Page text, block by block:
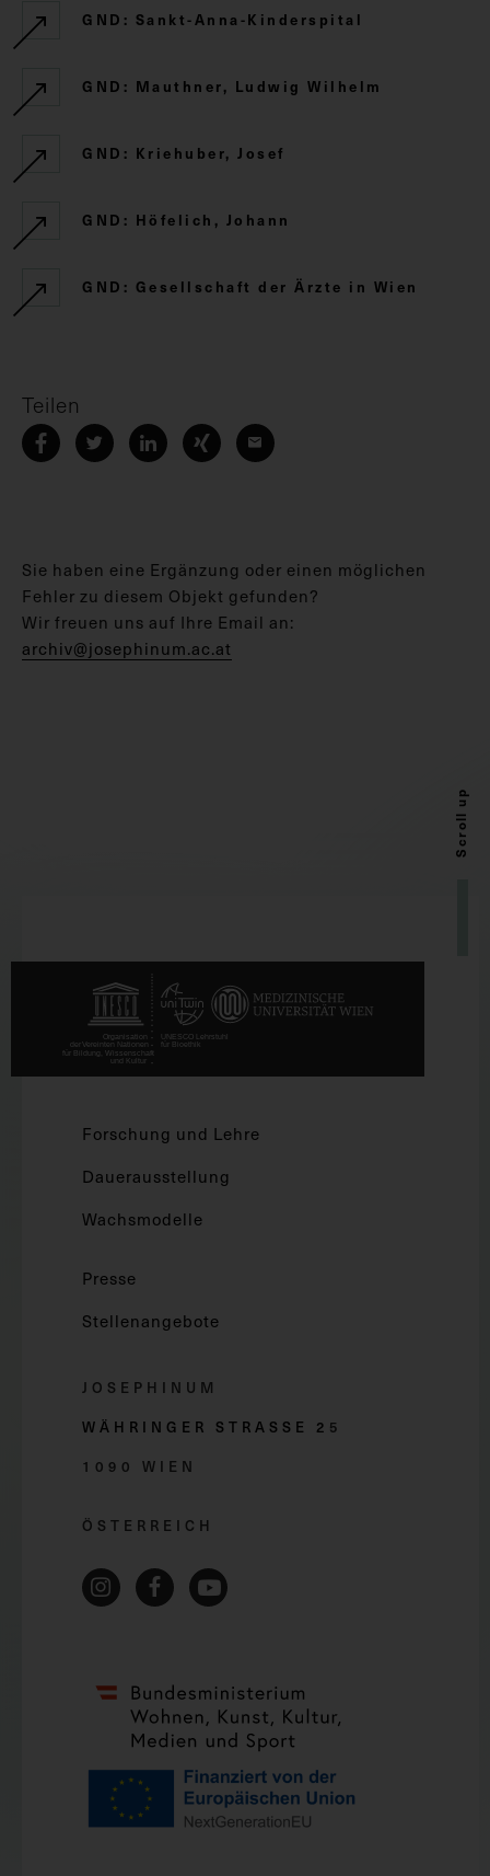
GND: Sankt-Anna-Kinderspital
GND: Mauthner, Ludwig Wilhelm
GND: Kriehuber, Josef
GND: Höfelich, Johann
GND: Gesellschaft der Ärzte in Wien
Teilen
Sie haben eine Ergänzung oder einen möglichen
Fehler zu diesem Objekt gefunden?
Wir freuen uns auf Ihre Email an:
archiv@josephinum.ac.at
Scroll up
Forschung und Lehre
Dauerausstellung
Wachsmodelle
Presse
Stellenangebote
JOSEPHINUM
WÄHRINGER STRASSE 2 5
1090 WIEN
ÖSTERREICH